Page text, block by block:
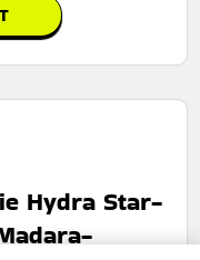
Hydra Star-